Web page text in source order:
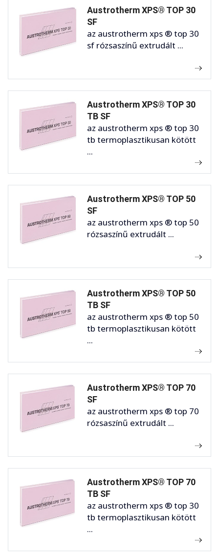
Austrotherm XPS® TOP 30
SF
az austrotherm xps ® top 30
sf rózsaszínű extrudált ...
Austrotherm XPS® TOP 30
TB SF
az austrotherm xps ® top 30
tb termoplasztikusan kötött
...
Austrotherm XPS® TOP 50
SF
az austrotherm xps ® top 50
rózsaszínű extrudált ...
Austrotherm XPS® TOP 50
TB SF
az austrotherm xps ® top 50
tb termoplasztikusan kötött
...
Austrotherm XPS® TOP 70
SF
az austrotherm xps ® top 70
rózsaszínű extrudált ...
Austrotherm XPS® TOP 70
TB SF
az austrotherm xps ® top 30
tb termoplasztikusan kötött
...